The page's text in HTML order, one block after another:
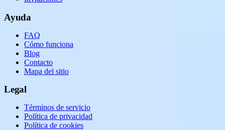
Ayuda
FAQ
Cómo funciona
Blog
Contacto
Mapa del sitio
Legal
Términos de servicio
Política de privacidad
Política de cookies